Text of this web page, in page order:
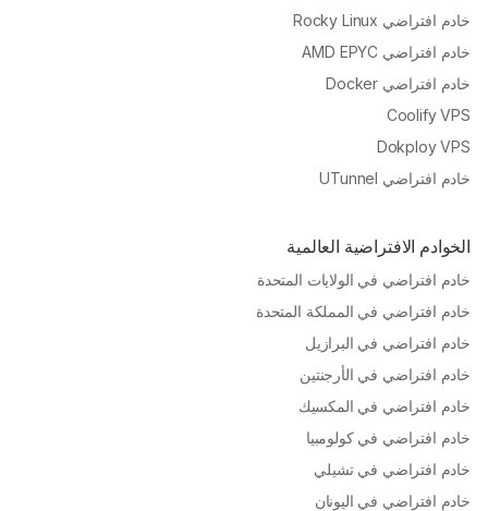
خادم افتراضي Rocky Linux
خادم افتراضي AMD EPYC
خادم افتراضي Docker
Coolify VPS
Dokploy VPS
خادم افتراضي UTunnel
الخوادم الافتراضية العالمية
خادم افتراضي في الولايات المتحدة
خادم افتراضي في المملكة المتحدة
خادم افتراضي في البرازيل
خادم افتراضي في الأرجنتين
خادم افتراضي في المكسيك
خادم افتراضي في كولومبيا
خادم افتراضي في تشيلي
خادم افتراضي في اليونان